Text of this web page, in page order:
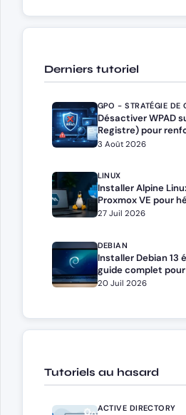
Derniers tutoriel
GPO - STRATÉGIE DE
Désactiver WPAD
Registre) pour
3 Août 2026
LINUX
Installer Alpine
Proxmox VE pour
Docker Compose
27 Juil 2026
DEBIAN
Installer Debian 13
guide complet
administrateurs
20 Juil 2026
Tutoriels au hasard
ACTIVE DIRECTORY